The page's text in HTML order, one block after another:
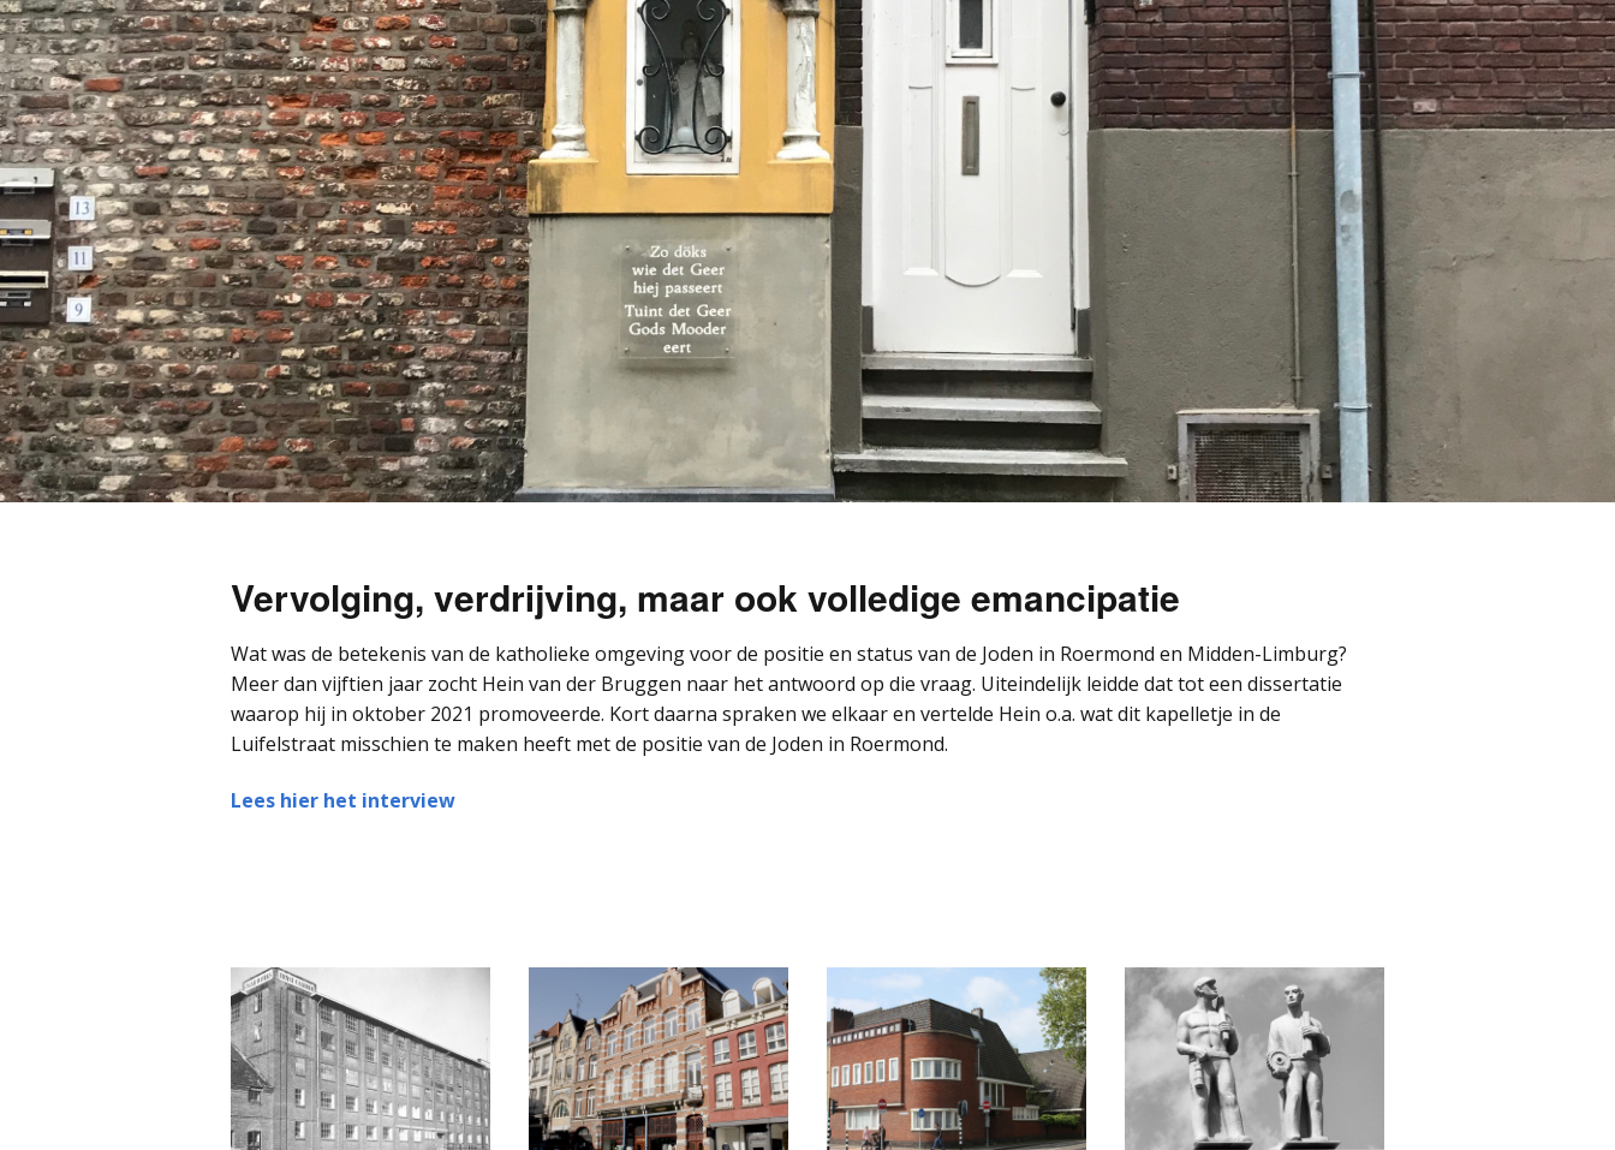
Vervolging, verdrijving, maar ook volledige emancipatie
Wat was de betekenis van de katholieke omgeving voor de positie en status van de Joden in Roermond en Midden-Limburg?
Meer dan vijftien jaar zocht Hein van der Bruggen naar het antwoord op die vraag. Uiteindelijk leidde dat tot een dissertatie
waarop hij in oktober 2021 promoveerde. Kort daarna spraken we elkaar en vertelde Hein o.a. wat dit kapelletje in de
Luifelstraat misschien te maken heeft met de positie van de Joden in Roermond.
Lees hier het interview